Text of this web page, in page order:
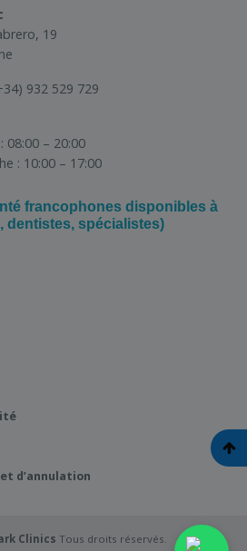
19
932 529 729
08:00 – 20:00
: 10:00 – 17:00
francophones disponibles à
dentistes, spécialistes)
d’annulation
Clinics Tous droits réservés.